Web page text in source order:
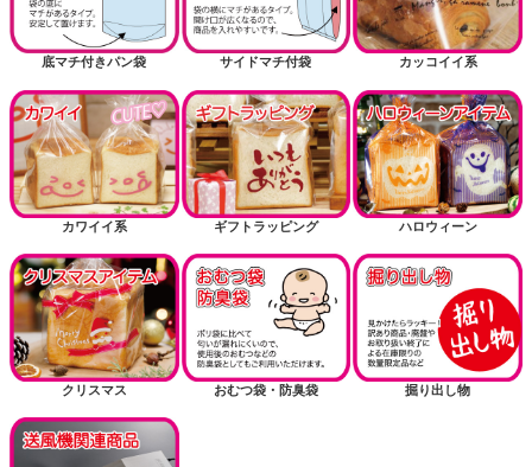
底マチ付きパン袋 サイドマチ付袋 カッコイイ系
カワイイ系 ギフトラッピング ハロウィーン
クリスマス おむつ袋・防臭袋 掘り出し物